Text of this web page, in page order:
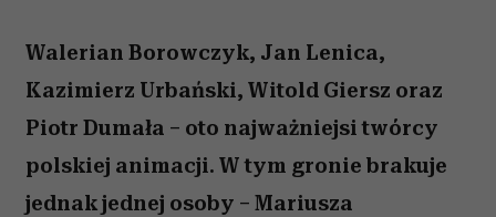
Walerian Borowczyk, Jan Lenica,
Kazimierz Urbański, Witold Giersz oraz
Piotr Dumała – oto najważniejsi twórcy
polskiej animacji. W tym gronie brakuje
jednak jednej osoby – Mariusza